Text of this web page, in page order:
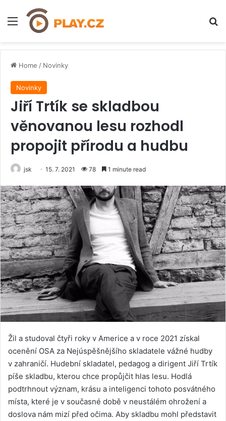
Menu
Home / Novinky
Novinky
Jiří Trtík se skladbou
věnovanou lesu rozhodl
propojit přírodu a hudbu
jsk 15. 7. 2021 78 1 minute read
Žil a studoval čtyři roky v Americe a v roce 2021 získal
ocenění OSA za Nejúspěšnějšího skladatele vážné hudby
v zahraničí. Hudební skladatel, pedagog a dirigent Jiří Trtík
píše skladbu, kterou chce propůjčit hlas lesu. Hodlá
podtrhnout význam, krásu a inteligenci tohoto posvátného
místa, které je v současné době v neustálém ohrožení a
doslova nám mizí před očima. Aby skladbu mohl představit